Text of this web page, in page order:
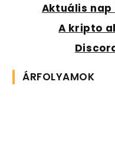
Aktuális
A kripto
ÁRFOLYAMOK